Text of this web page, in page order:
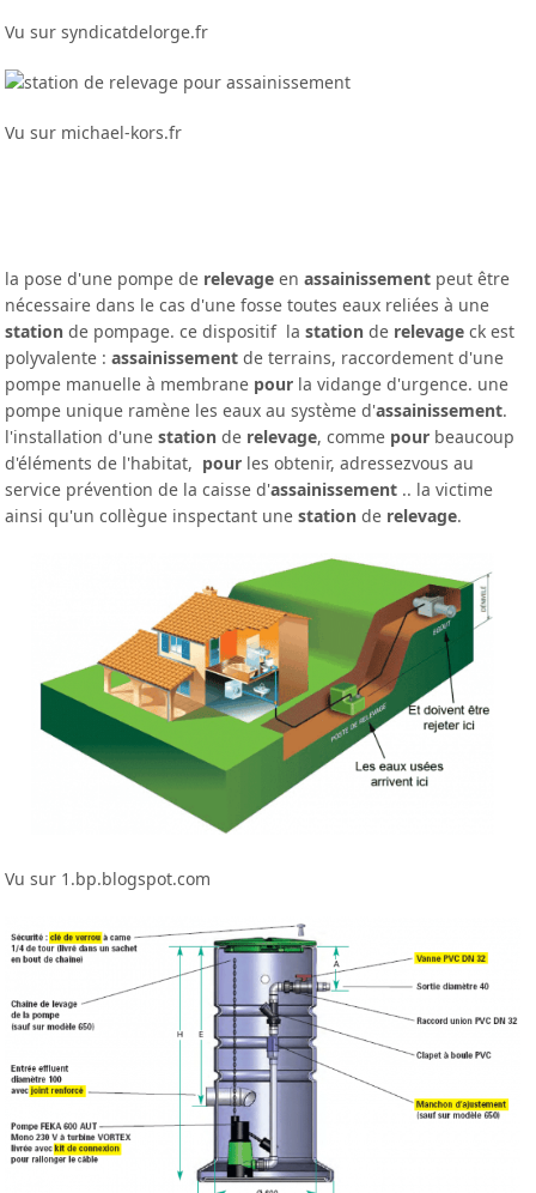
Vu sur syndicatdelorge.fr
Vu sur michael-kors.fr
la pose d'une pompe de relevage enassainissement peut être
nécessaire dans le cas d'une fosse toutes eaux reliées à une
station de pompage. ce dispositif lastation de relevage ck est
polyvalente :assainissement de terrains, raccordement d'une
pompe manuelle à membrane pour la vidange d'urgence. une
pompe unique ramène les eaux au système d'assainissement.
l'installation d'unestation de relevage, comme pour beaucoup
d'éléments de l'habitat, pour les obtenir, adressezvous au
service prévention de la caisse d'assainissement .. la victime
ainsi qu'un collègue inspectant unestation de relevage.
Vu sur 1.bp.blogspot.com